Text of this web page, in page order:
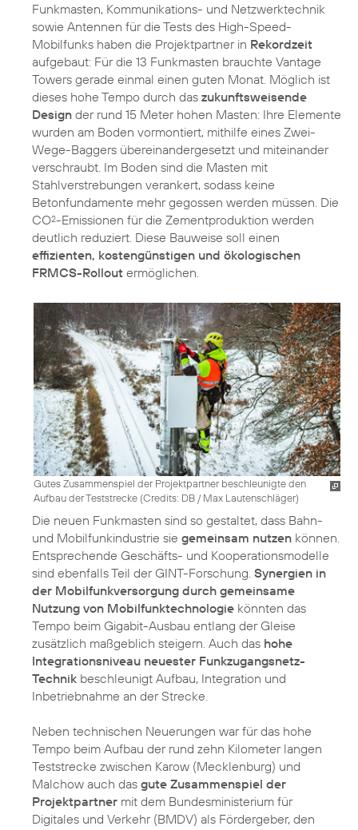
Funkmasten, Kommunikations- und Netzwerktechnik
sowie Antennen für die Tests des High-Speed-
Mobilfunks haben die Projektpartner in Rekordzeit
aufgebaut: Für die 13 Funkmasten brauchte Vantage
Towers gerade einmal einen guten Monat. Möglich ist
dieses hohe Tempo durch das zukunftsweisende
Design der rund 15 Meter hohen Masten: Ihre Elemente
wurden am Boden vormontiert, mithilfe eines Zwei-
Wege-Baggers übereinandergesetzt und miteinander
verschraubt. Im Boden sind die Masten mit
Stahlverstrebungen verankert, sodass keine
Betonfundamente mehr gegossen werden müssen. Die
CO2-Emissionen für die Zementproduktion werden
deutlich reduziert. Diese Bauweise soll einen
effizienten, kostengünstigen und ökologischen
FRMCS-Rollout ermöglichen.
Gutes Zusammenspiel der Projektpartner beschleunigte den
Aufbau der Teststrecke (Credits: DB / Max Lautenschläger)
Die neuen Funkmasten sind so gestaltet, dass Bahn-
und Mobilfunkindustrie sie gemeinsam nutzen können.
Entsprechende Geschäfts- und Kooperationsmodelle
sind ebenfalls Teil der GINT-Forschung. Synergien in
der Mobilfunkversorgung durch gemeinsame
Nutzung von Mobilfunktechnologie könnten das
Tempo beim Gigabit-Ausbau entlang der Gleise
zusätzlich maßgeblich steigern. Auch das hohe
Integrationsniveau neuester Funkzugangsnetz-
Technik beschleunigt Aufbau, Integration und
Inbetriebnahme an der Strecke.
Neben technischen Neuerungen war für das hohe
Tempo beim Aufbau der rund zehn Kilometer langen
Teststrecke zwischen Karow (Mecklenburg) und
Malchow auch das gute Zusammenspiel der
Projektpartner mit dem Bundesministerium für
Digitales und Verkehr (BMDV) als Fördergeber, den